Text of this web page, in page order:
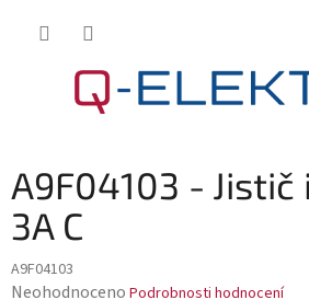
A9F04103 - Jistič
3A C
A9F04103
Průměrné
Neohodnoceno Podrobnosti hodnocení